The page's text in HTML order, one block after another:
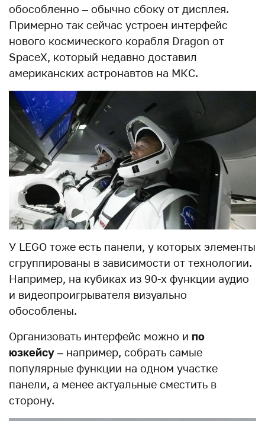
обособленно – обычно сбоку от дисплея.
Примерно так сейчас устроен интерфейс
нового космического корабля Dragon от
SpaceX, который недавно доставил
американских астронавтов на МКС.
У LEGO тоже есть панели, у которых элементы
сгруппированы в зависимости от технологии.
Например, на кубиках из 90-х функции аудио
и видеопроигрывателя визуально
обособлены.
Организовать интерфейс можно и по
юзкейсу – например, собрать самые
популярные функции на одном участке
панели, а менее актуальные сместить в
сторону.